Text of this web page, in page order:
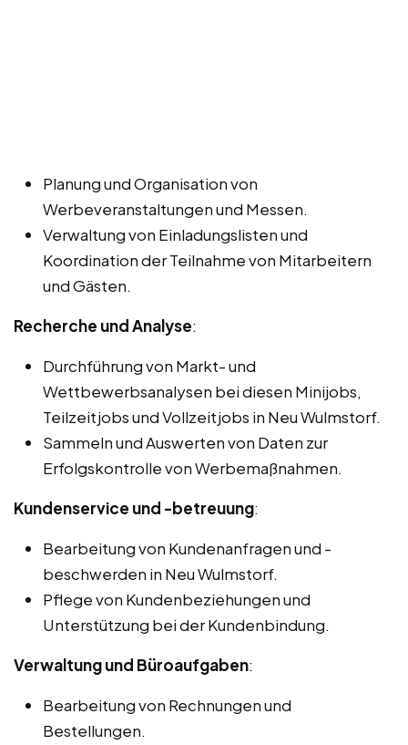
Planung und Organisation von
Werbeveranstaltungen und Messen.
Verwaltung von Einladungslisten und
Koordination der Teilnahme von Mitarbeitern
und Gästen.
Recherche und Analyse:
Durchführung von Markt- und
Wettbewerbsanalysen bei diesen Minijobs,
Teilzeitjobs und Vollzeitjobs in Neu Wulmstorf.
Sammeln und Auswerten von Daten zur
Erfolgskontrolle von Werbemaßnahmen.
Kundenservice und -betreuung:
Bearbeitung von Kundenanfragen und -
beschwerden in Neu Wulmstorf.
Pflege von Kundenbeziehungen und
Unterstützung bei der Kundenbindung.
Verwaltung und Büroaufgaben:
Bearbeitung von Rechnungen und
Bestellungen.